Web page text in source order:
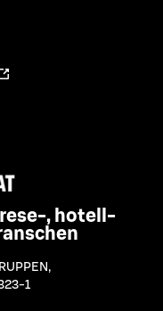
, hotell-
,
1